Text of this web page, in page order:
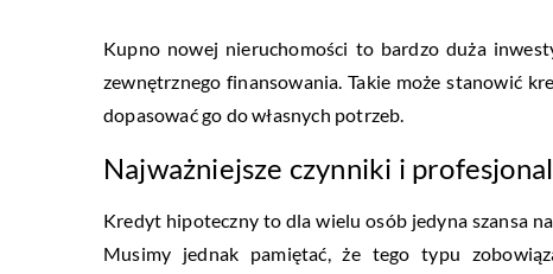
Kupno nowej nieruchomości to bardzo duża
zewnętrznego finansowania. Takie może stanowić
dopasować go do własnych potrzeb.
Najważniejsze czynniki i
Kredyt hipoteczny to dla wielu osób jedyna szansa
Musimy jednak pamiętać, że tego typu